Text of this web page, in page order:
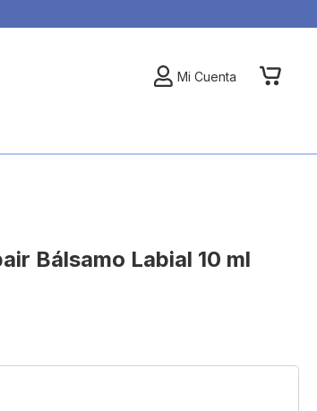
My
Mi Cuenta
Bálsamo Labial 10 ml